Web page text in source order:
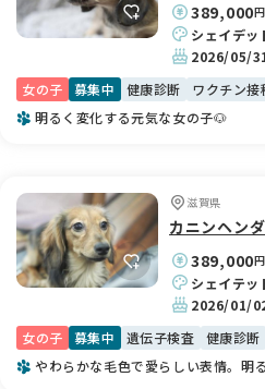
389,000
シェイデッ
2026/05/
女の子
募集中 健康診断 ワクチン接
明るく変化する元気な女の子🐶
滋賀県
カニンヘン
389,000
シェイテッ
2026/01/
女の子
募集中 遺伝子検査 健康診断
やわらかな毛色で愛らしい表情。明